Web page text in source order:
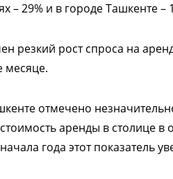
– 29% и в городе Ташкенте –
резкий рост спроса на
месяце.
отмечено
аренды в столице в
года этот показатель